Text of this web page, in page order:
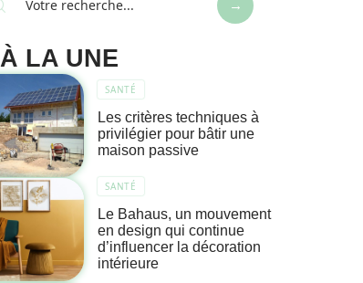
À LA UNE
SANTÉ
Les critères techniques à
privilégier pour bâtir une
maison passive
SANTÉ
Le Bahaus, un mouvement
en design qui continue
d’influencer la décoration
intérieure